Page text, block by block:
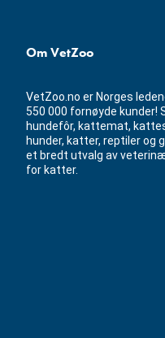
Om VetZoo
VetZoo.no er Norges
550 000 fornøyde kunder!
hundefôr, kattemat,
hunder, katter, reptiler og
et bredt utvalg av
for katter.